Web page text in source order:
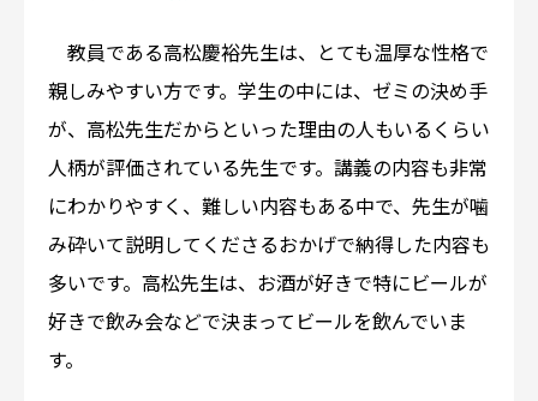
教員である高松慶裕先生は、とても温厚な性格で
親しみやすい方です。学生の中には、ゼミの決め手
が、高松先生だからといった理由の人もいるくらい
人柄が評価されている先生です。講義の内容も非常
にわかりやすく、難しい内容もある中で、先生が噛
み砕いて説明してくださるおかげで納得した内容も
多いです。高松先生は、お酒が好きで特にビールが
好きで飲み会などで決まってビールを飲んでいま
す。